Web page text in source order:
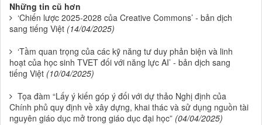
Những tin cũ hơn
‘Chiến lược 2025-2028 của Creative Commons’ - bản dịch
sang tiếng Việt (14/04/2025)
‘Tầm quan trọng của các kỹ năng tư duy phản biện và linh
hoạt của học sinh TVET đối với năng lực AI’ - bản dịch sang
tiếng Việt (10/04/2025)
Tọa đàm “Lấy ý kiến góp ý đối với dự thảo Nghị định của
Chính phủ quy định về xây dựng, khai thác và sử dụng nguồn tài
nguyên giáo dục mở trong giáo dục đại học” (04/04/2025)